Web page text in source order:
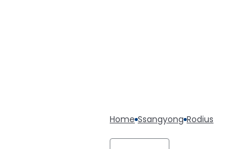
Home Ssangyong Rodius